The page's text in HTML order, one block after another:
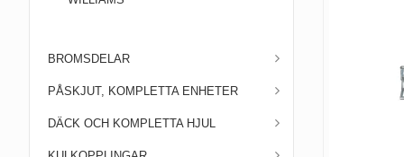
BROMSDELAR
PÅSKJUT, KOMPLETTA ENHETER
DÄCK OCH KOMPLETTA HJUL